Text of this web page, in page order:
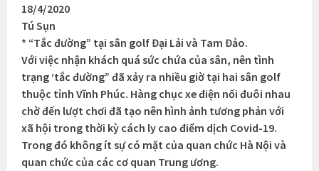
18/4/2020
Tú Sụn
* “Tắc đường” tại sân golf Đại Lải và Tam Đảo.
Với việc nhận khách quá sức chứa của sân, nên tình
trạng ‘tắc đường” đã xảy ra nhiều giờ tại hai sân golf
thuộc tỉnh Vĩnh Phúc. Hàng chục xe điện nối đuôi nhau
chờ đến lượt chơi đã tạo nên hình ảnh tương phản với
xã hội trong thời kỳ cách ly cao điểm dịch Covid-19.
Trong đó không ít sự có mặt của quan chức Hà Nội và
quan chức của các cơ quan Trung ương.